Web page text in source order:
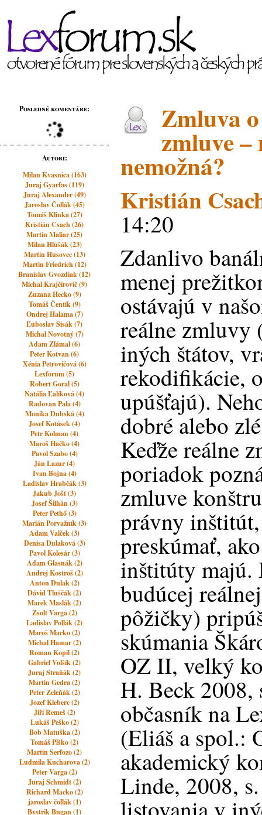
Posledné komentáre:
Autori:
Milan Kvasnica (163)
Juraj Gyarfas (119)
Juraj Alexander (49)
Jaroslav Čollák (45)
Tomáš Klinka (27)
Kristián Csach (26)
Martin Maliar (25)
Milan Hlušák (23)
Martin Husovec (13)
Martin Friedrich (12)
Branislav Gvozdiak (12)
Michal Krajčírovič (9)
Zuzana Hecko (9)
Tomáš Čentík (9)
Ondrej Halama (7)
Ľuboslav Sisák (7)
Michal Novotný (7)
Adam Zlámal (6)
Peter Kotvan (6)
Xénia Petrovičová (6)
Lexforum (5)
Robert Goral (5)
Natália Ľalíková (4)
Radovan Pala (4)
Monika Dubská (4)
Josef Kotásek (4)
Petr Kolman (4)
Maroš Hačko (4)
Pavol Szabo (4)
Ján Lazur (4)
Ivan Bojna (4)
Ladislav Hrabčák (3)
Jakub Jošt (3)
Josef Šilhán (3)
Peter Pethő (3)
Marián Porvažník (3)
Adam Valček (3)
Denisa Dulaková (3)
Pavol Kolesár (3)
Adam Glasnák (2)
Andrej Kostroš (2)
Anton Dulak (2)
Dávid Tluščák (2)
Marek Maslák (2)
Zsolt Varga (2)
Ladislav Pollák (2)
Maroš Macko (2)
Michal Hamar (2)
Roman Kopil (2)
Gabriel Volšík (2)
Juraj Straňák (2)
Martin Gedra (2)
Peter Zeleňák (2)
Jozef Kleberc (2)
Jiří Remeš (2)
Lukáš Peško (2)
Bob Matuška (2)
Tomáš Plško (2)
Martin Serfozo (2)
Ludmila Kucharova (2)
Peter Varga (2)
Juraj Schmidt (2)
Richard Macko (2)
jaroslav čollák (1)
Bystrik Bugan (1)
Zmluva
zmluve –
nemožná?
Kristián
14:20
Zdanlivo
menej
ostávajú v
reálne zmluvy
iných štátov,
rekodifikácie,
upúšťajú).
dobré alebo
Keďže reálne
poriadok
zmluve
právny
preskúmať,
inštitúty majú.
budúcej
pôžičky)
skúmania
OZ II, velký
H. Beck 2008,
občasník na
(Eliáš a spol.:
akademický
Linde, 2008,